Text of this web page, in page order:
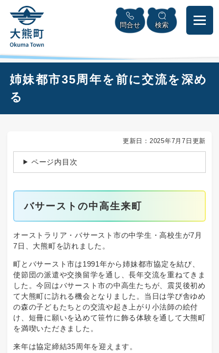
頭
メニューを飛ばして本文へ
問合せ 検索
姉妹都市35周年を前に交流を深め
る
更新日：2025年7月7日更新
ページ内目次
バサーストの中高生来町
オーストラリア・バサースト市の中学生・高校生が7月
7日、大熊町を訪れました。
町とバサースト市は1991年から姉妹都市協定を結び、
使節団の派遣や交換留学を通し、長年交流を重ねてきま
した。今回はバサースト市の中高生たちが、震災後初め
て大熊町に訪れる機会となりました。当日は学び舎ゆめ
の森の子どもたちとの交流や起き上がり小法師の絵付
け、短冊に願いを込めて笹竹に飾る体験を通して大熊町
を満喫いただきました。
来年は協定締結35周年を迎えます。